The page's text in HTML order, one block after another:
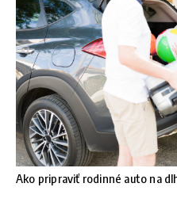
Ako pripraviť rodinné auto na